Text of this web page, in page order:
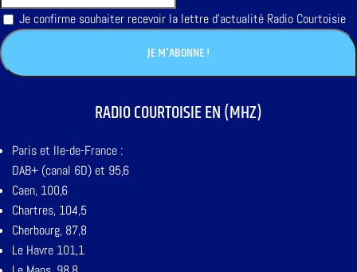
Je confirme souhaiter recevoir la lettre d'actualité Radio Courtoisie
RADIO COURTOISIE EN (MHZ)
Paris et Ile-de-France :
DAB+ (canal 6D) et 95,6
Caen, 100,6
Chartres, 104,5
Cherbourg, 87,8
Le Havre 101,1